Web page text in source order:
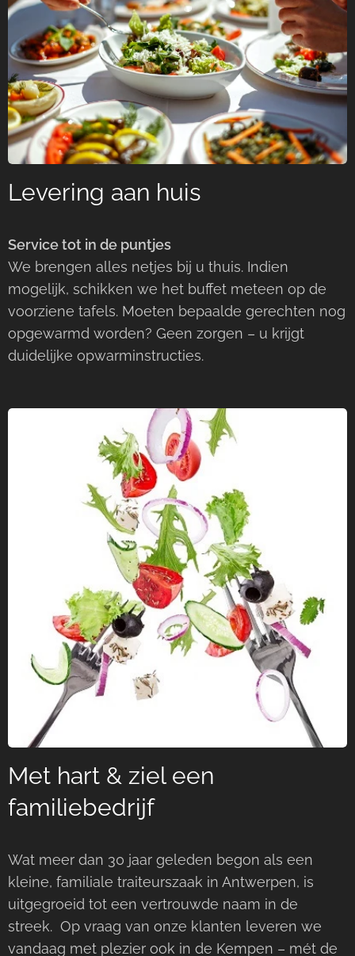
Levering aan huis
Service tot in de puntjes
We brengen alles netjes bij u thuis. Indien
mogelijk, schikken we het buffet meteen op de
voorziene tafels. Moeten bepaalde gerechten nog
opgewarmd worden? Geen zorgen – u krijgt
duidelijke opwarminstructies.
Met hart & ziel een
familiebedrijf
Wat meer dan 30 jaar geleden begon als een
kleine, familiale traiteurszaak in Antwerpen, is
uitgegroeid tot een vertrouwde naam in de
streek. Op vraag van onze klanten leveren we
vandaag met plezier ook in de Kempen – mét de